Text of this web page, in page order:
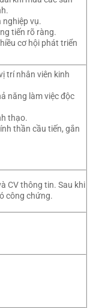
nghiệp vụ.
tiến rõ ràng.
cơ hội phát triển
trí nhân viên kinh
năng làm việc độc
thạo.
thần cầu tiến, gắn
CV thông tin. Sau khi
công chứng.